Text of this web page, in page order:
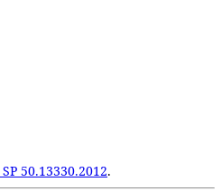
SP 50.13330.2012.